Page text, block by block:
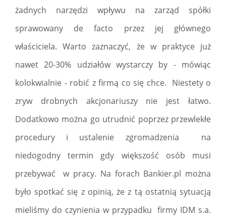
żadnych narzędzi wpływu na zarząd spółki
sprawowany de facto przez jej głównego
właściciela. Warto zaznaczyć, że w praktyce już
nawet 20-30% udziałów wystarczy by - mówiąc
kolokwialnie - robić z firmą co się chce. Niestety o
zryw drobnych akcjonariuszy nie jest łatwo.
Dodatkowo można go utrudnić poprzez przewlekłe
procedury i ustalenie zgromadzenia na
niedogodny termin gdy większość osób musi
przebywać w pracy. Na forach Bankier.pl można
było spotkać się z opinią, że z tą ostatnią sytuacją
mieliśmy do czynienia w przypadku firmy IDM s.a.